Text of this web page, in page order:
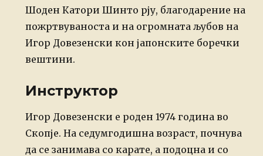
Шоден Катори Шинто рју, благодарение на
пожртвуваноста и на огромната љубов на
Игор Довезенски кон јапонските боречки
вештини.
Инструктор
Posted
on
Игор Довезенски е роден 1974 година во
Скопје. На седумгодишна возраст, почнува
да се занимава со карате, а подоцна и со